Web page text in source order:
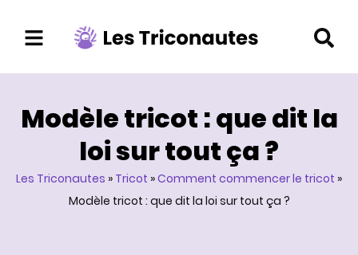
Aller
au
Modèle tricot : que dit la
loi sur tout ça ?
Les Triconautes » Tricot »Comment commencer le tricot »
Modèle tricot : que dit la loi sur tout ça ?